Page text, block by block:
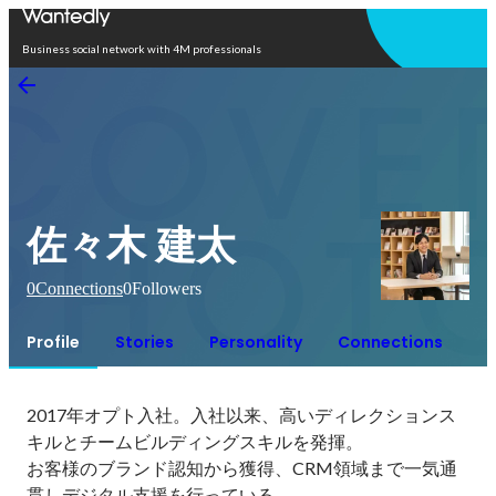
Business social network with 4M professionals
佐々木 建太
0Connections0Followers
Profile Stories Personality Connections
2017年オプト入社。入社以来、高いディレクションス
キルとチームビルディングスキルを発揮。
お客様のブランド認知から獲得、CRM領域まで一気通